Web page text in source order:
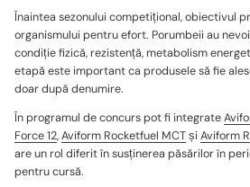
Înaintea sezonului competițional, obiectivul
organismului pentru efort. Porumbeii au
condiție fizică, rezistență, metabolism
etapă este important ca produsele să fie
doar după denumire.
În programul de concurs pot fi integrate
Force 12,Aviform Rocketfuel MCTșiAviform
are un rol diferit în susținerea păsărilor în
pentru cursă.